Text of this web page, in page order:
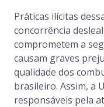
Práticas ilícitas
concorrência
comprometem a
causam graves
qualidade dos
brasileiro. Assim, a
responsáveis pela